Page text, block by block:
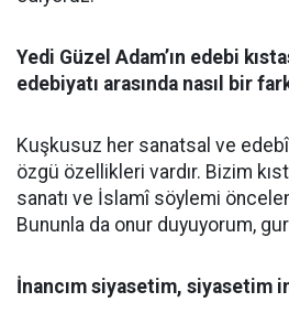
Yedi Güzel Adam’ın edebi
edebiyatı arasında nasıl bir
Kuşkusuz her sanatsal ve
özgü özellikleri vardır. Bizim
sanatı ve İslamî söylemi
Bununla da onur duyuyorum,
İnancım siyasetim, siyasetim